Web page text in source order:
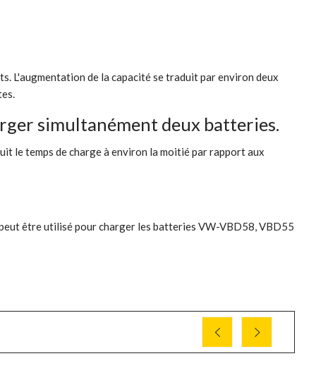
L'augmentation de la capacité se traduit par environ deux
simultanément deux batteries.
le temps de charge à environ la moitié par rapport aux
être utilisé pour charger les batteries VW-VBD58, VBD55